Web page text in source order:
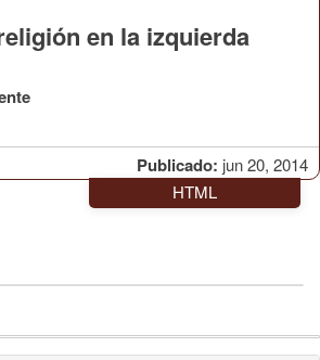
Publicado: jun 20, 2014
en la izquierda
HTML